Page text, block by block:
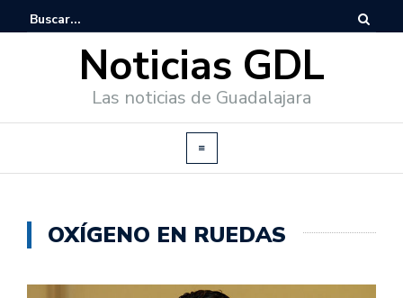
Noticias GDL
Las noticias de Guadalajara
OXÍGENO EN RUEDAS